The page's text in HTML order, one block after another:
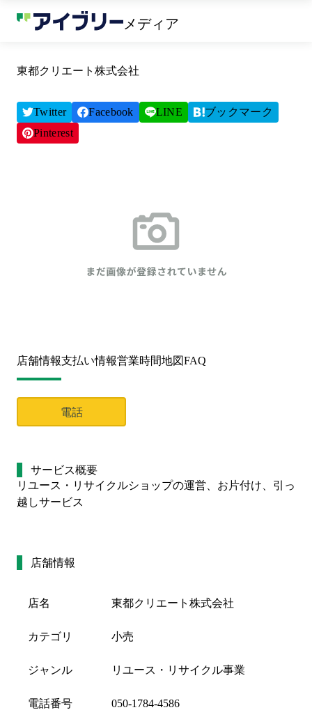
メディア
東都クリエート株式会社
Twitter Facebook LINE
ブックマーク
Pinterest
店舗情報支払い情報営業時間地図FAQ
電話
サービス概要
リユース・リサイクルショップの運営、お片付け、引っ
越しサービス
店舗情報
店名 東都クリエート株式会社
カテゴリ 小売
ジャンル リユース・リサイクル事業
電話番号 050-1784-4586